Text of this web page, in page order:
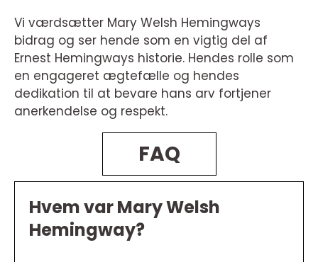
Vi værdsætter Mary Welsh Hemingways
bidrag og ser hende som en vigtig del af
Ernest Hemingways historie. Hendes rolle som
en engageret ægtefælle og hendes
dedikation til at bevare hans arv fortjener
anerkendelse og respekt.
FAQ
Hvem var Mary Welsh
Hemingway?